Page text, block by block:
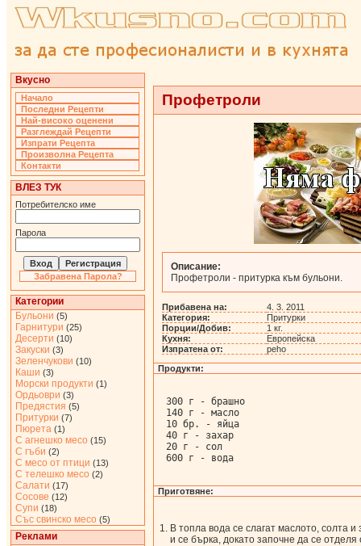
Вкусно
Начало
Последни Рецепти
Най-високо оценени
Разглеждай Рецепти
Изпрати Рецепта
Произволна Рецепта
Контакти
ВЛЕЗ ТУК
Потребителско име
Парола
Забравена Парола?
Категории
Бульони (5)
Гарнитури (25)
Десерти (10)
Закуски (3)
Зеленчукови (10)
Каши (3)
Морски продукти (1)
Ордьоври (3)
Предястия (5)
Притурки (7)
Пюрета (1)
С агнешко месо (15)
С гъби (2)
С месо от птици (13)
С телешко месо (2)
Салати (17)
Сосове (12)
Супи (18)
Със свинско месо (5)
Реклами
Профетроли
Описание:
Профетроли - притурка към бульони.
Прибавена на:
4. 3. 2011
Категория:
Притурки
Порции/Добив:
1 кг.
Кухня:
Европейска
Изпратена от:
peho
Продукти:
300 г - брашно
140 г - масло
10 бр. - яйца
40 г - захар
20 г - сол
600 г - вода
Приготвяне:
В топла вода се слагат маслото, солта
и се бърка, докато започне да се отделя